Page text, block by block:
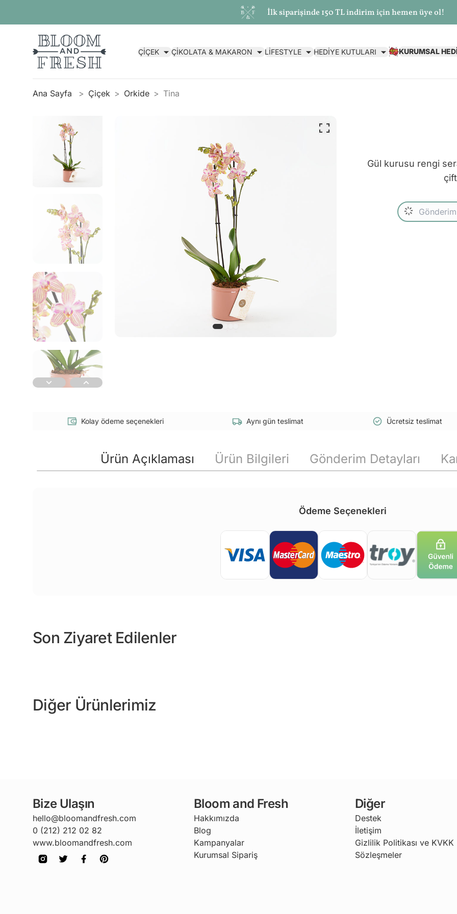
İlk siparişinde 150 TL indirim için hemen üye ol!
ÇİÇEK ÇİKOLATA & MAKARON LİFESTYLE HEDİYE KUTULARI KURUMSAL
Ana Sayfa Çiçek Orkide Tina
Gül kurusu rengi
Kolay ödeme seçenekleri Aynı gün teslimat Ücretsiz teslimat
Ürün Açıklaması Ürün Bilgileri Gönderim Detayları
Ödeme Seçenekleri
Son Ziyaret Edilenler
Diğer Ürünlerimiz
Bize Ulaşın
hello@bloomandfresh.com
0 (212) 212 02 82
www.bloomandfresh.com
Bloom and Fresh
Hakkımızda
Blog
Kampanyalar
Kurumsal Sipariş
Diğer
Destek
İletişim
Gizlilik Politikası ve KVKK
Sözleşmeler